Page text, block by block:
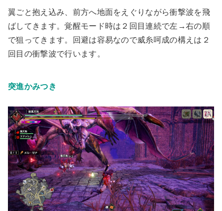
翼ごと抱え込み、前方へ地面をえぐりながら衝撃波を飛
ばしてきます。覚醒モード時は２回目連続で左→右の順
で狙ってきます。回避は容易なので威糸呵成の構えは２
回目の衝撃波で行います。
突進かみつき